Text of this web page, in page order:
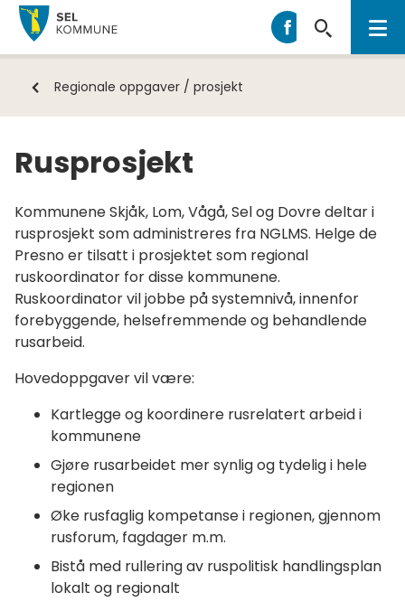
Sel
kommune
Sel
Du
Regionale oppgaver / prosjekt
Rusprosjekt
Kommunene Skjåk, Lom, Vågå, Sel og Dovre deltar i
rusprosjekt som administreres fra NGLMS. Helge de
Presno er tilsatt i prosjektet som regional
ruskoordinator for disse kommunene.
Ruskoordinator vil jobbe på systemnivå, innenfor
forebyggende, helsefremmende og behandlende
rusarbeid.
Hovedoppgaver vil være:
Kartlegge og koordinere rusrelatert arbeid i
kommunene
Gjøre rusarbeidet mer synlig og tydelig i hele
regionen
Øke rusfaglig kompetanse i regionen, gjennom
rusforum, fagdager m.m.
Bistå med rullering av ruspolitisk handlingsplan
lokalt og regionalt